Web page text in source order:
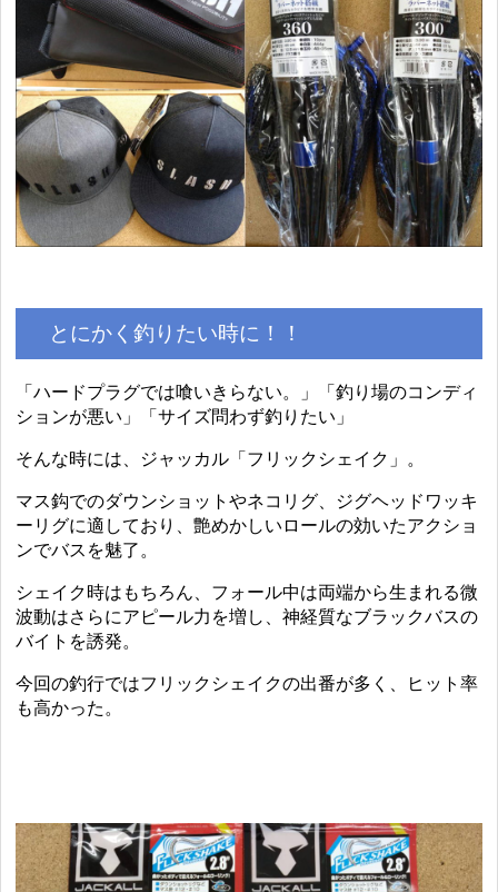
とにかく釣りたい時に！！
「ハードプラグでは喰いきらない。」「釣り場のコンディ
ションが悪い」「サイズ問わず釣りたい」
そんな時には、ジャッカル「フリックシェイク」。
マス鈎でのダウンショットやネコリグ、ジグヘッドワッキ
ーリグに適しており、艶めかしいロールの効いたアクショ
ンでバスを魅了。
シェイク時はもちろん、フォール中は両端から生まれる微
波動はさらにアピール力を増し、神経質なブラックバスの
バイトを誘発。
今回の釣行ではフリックシェイクの出番が多く、ヒット率
も高かった。